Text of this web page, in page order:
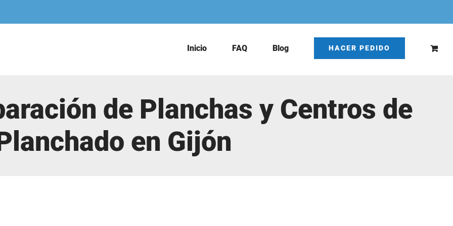
Inicio FAQ Blog HACER PEDIDO
de Planchas y Centros de
en Gijón